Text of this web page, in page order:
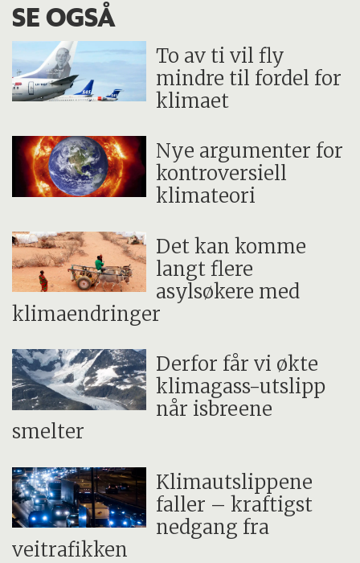
SE OGSÅ
To av ti vil fly
mindre til fordel for
klimaet
Nye argumenter for
kontroversiell
klimateori
Det kan komme
langt flere
asylsøkere med
klimaendringer
Derfor får vi økte
klimagass-utslipp
når isbreene
smelter
Klimautslippene
faller – kraftigst
nedgang fra
veitrafikken